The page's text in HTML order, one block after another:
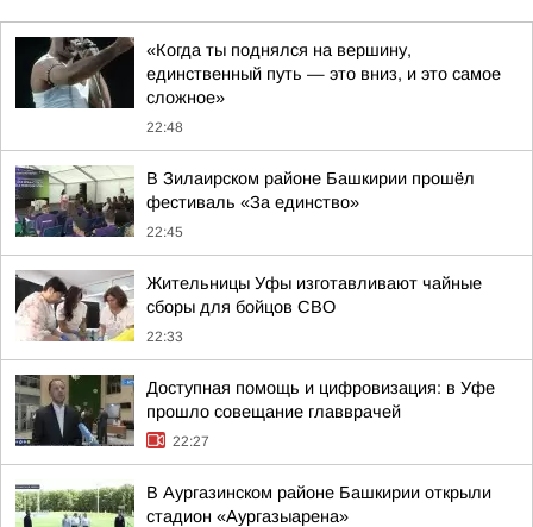
«Когда ты поднялся на вершину,
единственный путь — это вниз, и это самое
сложное»
22:48
В Зилаирском районе Башкирии прошёл
фестиваль «За единство»
22:45
Жительницы Уфы изготавливают чайные
сборы для бойцов СВО
22:33
Доступная помощь и цифровизация: в Уфе
прошло совещание главврачей
22:27
В Аургазинском районе Башкирии открыли
стадион «Аургазыарена»